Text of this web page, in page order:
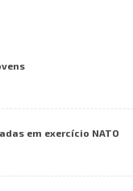
em exercício NATO